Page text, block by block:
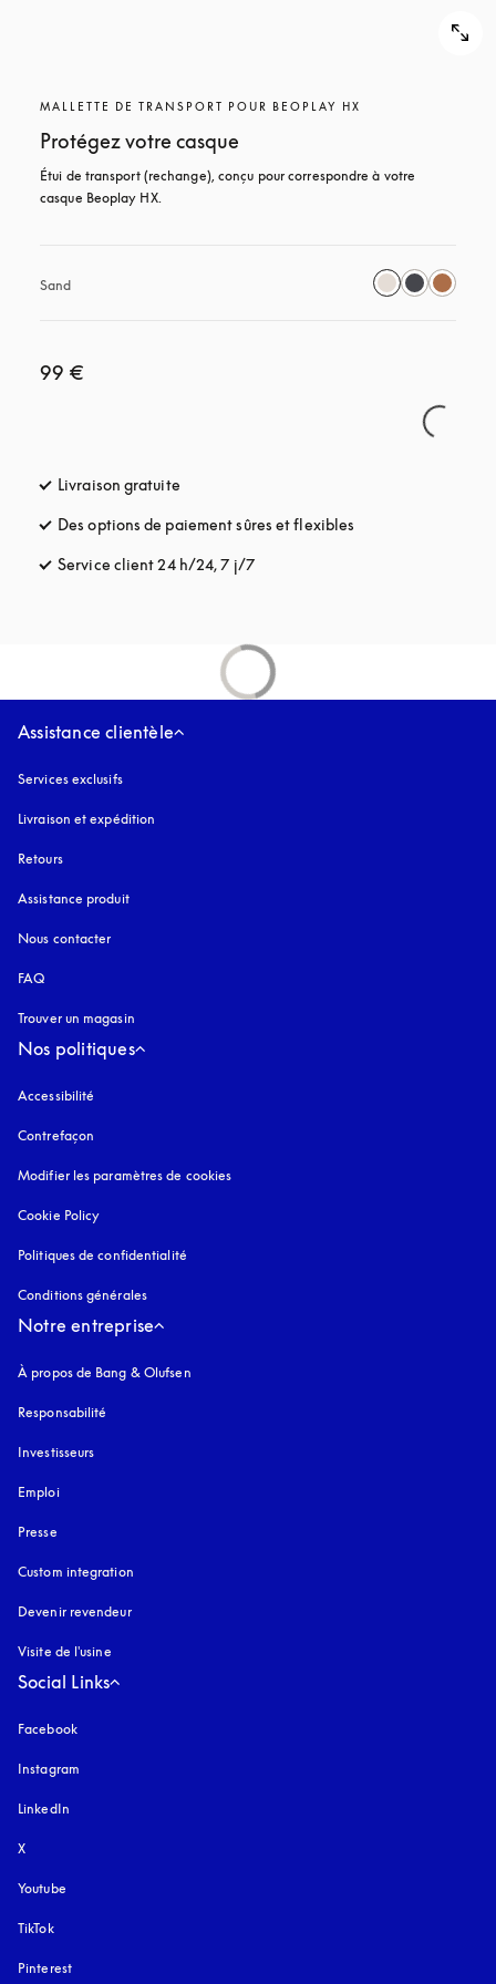
MALLETTE DE TRANSPORT POUR BEOPLAY HX
Protégez votre casque
Étui de transport (rechange), conçu pour correspondre à votre
casque Beoplay HX.
Sand
99 €
Livraison gratuite
Des options de paiement sûres et flexibles
Service client 24 h/24, 7 j/7s’ouvre dans un nouvel onglet
Assistance clientèle
Services exclusifs
Livraison et expédition
Retours
Assistance produit
Nous contacter
FAQ
Trouver un magasin
Nos politiques
Accessibilité
Contrefaçon
Modifier les paramètres de cookies
Cookie Policy
Politiques de confidentialité
Conditions générales
Notre entreprise
À propos de Bang & Olufsen
Responsabilité
Investisseurs
Emploi
Presse
Custom integration
Devenir revendeur
Visite de l'usine
Social Links
Facebook
Instagram
LinkedIn
X
Youtube
TikTok
Pinterest